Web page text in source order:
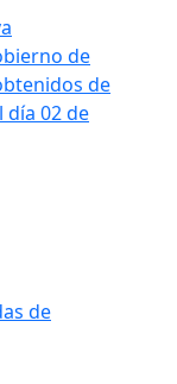
de
de
día 02 de
de